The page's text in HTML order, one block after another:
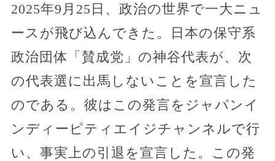
2025年9月25日、政治の世界で一大ニュ
ースが飛び込んできた。日本の保守系
政治団体「賛成党」の神谷代表が、次
の代表選に出馬しないことを宣言した
のである。彼はこの発言をジャパンイ
ンディーピティエイジチャンネルで行
い、事実上の引退を宣言した。この発